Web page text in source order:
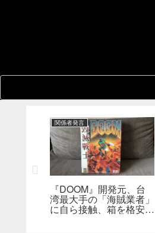
関係者発言
『DOOM』開発元、台
湾最大手の「海賊業者」
に自ら接触、箱を格安で